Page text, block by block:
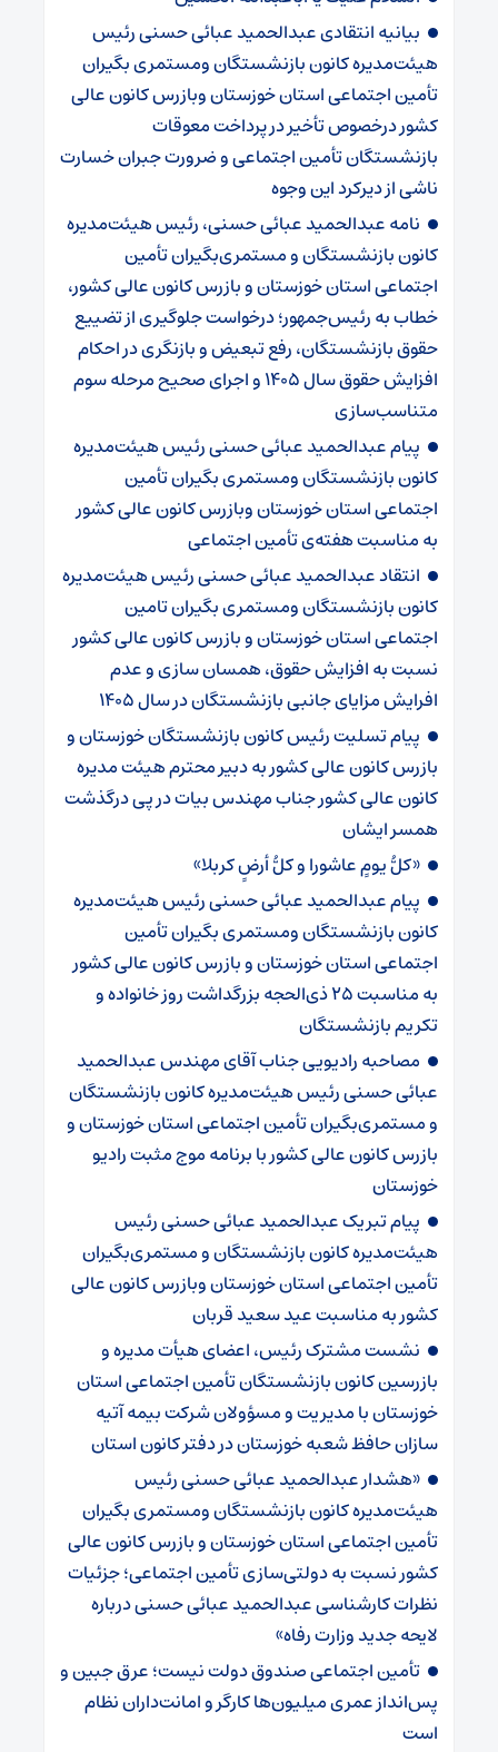
بیانیه انتقادی عبدالحمید عبائی حسنی رئیس
هیئت‌مدیره کانون بازنشستگان ومستمری بگیران
تأمین اجتماعی استان خوزستان وبازرس کانون عالی
کشور درخصوص تأخیر در پرداخت معوقات
بازنشستگان تأمین اجتماعی و ضرورت جبران خسارت
ناشی از دیرکرد این وجوه
نامه عبدالحمید عبائی حسنی، رئیس هیئت‌مدیره
کانون بازنشستگان و مستمری‌بگیران تأمین
اجتماعی استان خوزستان و بازرس کانون عالی کشور،
خطاب به رئیس‌جمهور؛ درخواست جلوگیری از تضییع
حقوق بازنشستگان، رفع تبعیض و بازنگری در احکام
افزایش حقوق سال ۱۴۰۵ و اجرای صحیح مرحله سوم
متناسب‌سازی
پیام عبدالحمید عبائی حسنی رئیس هیئت‌مدیره
کانون بازنشستگان ومستمری بگیران تأمین
اجتماعی استان خوزستان وبازرس کانون عالی کشور
به مناسبت هفته‌ی تأمین اجتماعی
انتقاد عبدالحمید عبائی حسنی رئیس هیئت‌مدیره
کانون بازنشستگان ومستمری بگیران تامین
اجتماعی استان خوزستان و بازرس کانون عالی کشور
نسبت به افزایش حقوق، همسان سازی و عدم
افرایش مزایای جانبی بازنشستگان در سال ۱۴۰۵
پیام تسلیت رئیس کانون بازنشستگان خوزستان و
بازرس کانون عالی کشور به دبیر محترم هیئت مدیره
کانون عالی کشور جناب مهندس بیات در پی درگذشت
همسر ایشان
«کلُّ یومٍ عاشورا و کلُّ أرضٍ کربلا»
پیام عبدالحمید عبائی حسنی رئیس هیئت‌مدیره
کانون بازنشستگان ومستمری بگیران تأمین
اجتماعی استان خوزستان و بازرس کانون عالی کشور
به مناسبت ۲۵ ذی‌الحجه بزرگداشت روز خانواده و
تکریم بازنشستگان
مصاحبه رادیویی جناب آقای مهندس عبدالحمید
عبائی حسنی رئیس هیئت‌مدیره کانون بازنشستگان
و مستمری‌بگیران تأمین اجتماعی استان خوزستان و
بازرس کانون عالی کشور با برنامه موج مثبت رادیو
خوزستان
پیام تبریک عبدالحمید عبائی حسنی رئیس
هیئت‌مدیره کانون بازنشستگان و مستمری‌بگیران
تأمین اجتماعی استان خوزستان وبازرس کانون عالی
کشور به مناسبت عید سعید قربان
نشست مشترک رئیس، اعضای هیأت مدیره و
بازرسین کانون بازنشستگان تأمین اجتماعی استان
خوزستان با مدیریت و مسؤولان شرکت بیمه آتیه
سازان حافظ شعبه خوزستان در دفتر کانون استان
«هشدار عبدالحمید عبائی حسنی رئیس
هیئت‌مدیره کانون بازنشستگان ومستمری بگیران
تأمین اجتماعی استان خوزستان و بازرس کانون عالی
کشور نسبت به دولتی‌سازی تأمین اجتماعی؛ جزئیات
نظرات کارشناسی عبدالحمید عبائی حسنی درباره
لایحه جدید وزارت رفاه»
تأمین اجتماعی صندوق دولت نیست؛ عرق جبین و
پس‌انداز عمری میلیون‌ها کارگر و امانت‌داران نظام
است